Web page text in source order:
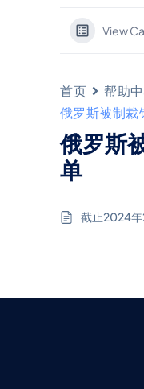
View
首页
帮助
俄罗斯被制裁
俄罗斯
单
截止2024年